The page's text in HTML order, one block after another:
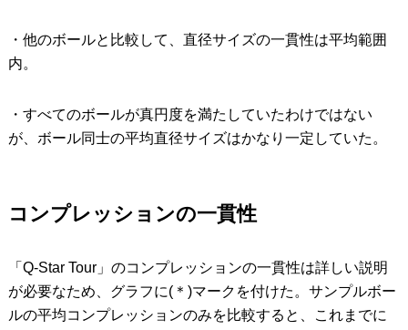
・他のボールと比較して、直径サイズの一貫性は平均範囲
内。
・すべてのボールが真円度を満たしていたわけではない
が、ボール同士の平均直径サイズはかなり一定していた。
コンプレッションの一貫性
「Q-Star Tour」のコンプレッションの一貫性は詳しい説明
が必要なため、グラフに(＊)マークを付けた。サンプルボー
ルの平均コンプレッションのみを比較すると、これまでに